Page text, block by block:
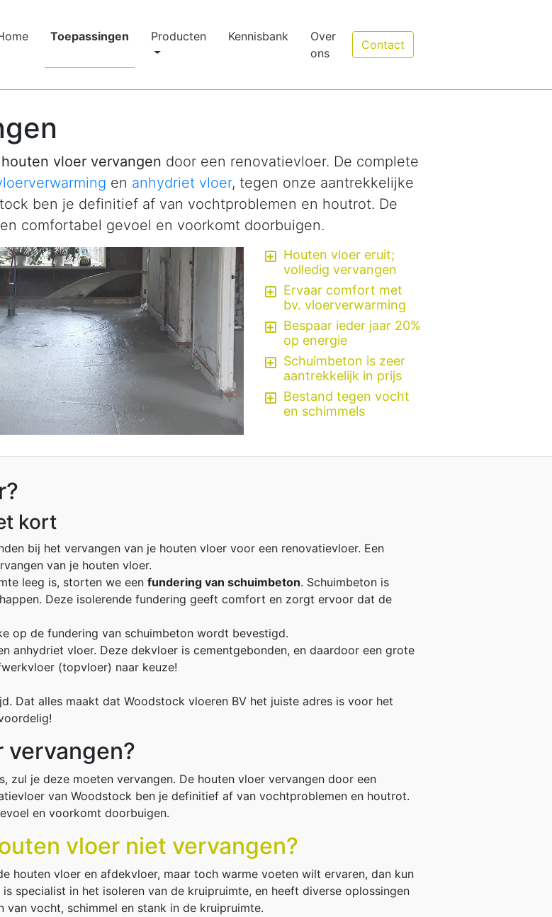
(current)Toepassingen Producten Kennisbank
Over
ons
Contact
houten vloer vervangen door een renovatievloer. De complete
en anhydriet vloer, tegen onze aantrekkelijke
ben je definitief af van vochtproblemen en houtrot. De
comfortabel gevoel en voorkomt doorbuigen.
Houten vloer eruit;
volledig vervangen
Ervaar comfort met
bv. vloerverwarming
Bespaar ieder jaar 20%
op energie
Schuimbeton is zeer
aantrekkelijk in prijs
Bestand tegen vocht
en schimmels
kort
bij het vervangen van je houten vloer voor een renovatievloer. Een
van je houten vloer.
leeg is, storten we een fundering van schuimbeton. Schuimbeton is
Deze isolerende fundering geeft comfort en zorgt ervoor dat de
op de fundering van schuimbeton wordt bevestigd.
anhydriet vloer. Deze dekvloer is cementgebonden, en daardoor een grote
(topvloer) naar keuze!
Dat alles maakt dat Woodstock vloeren BV het juiste adres is voor het
vervangen?
zul je deze moeten vervangen. De houten vloer vervangen door een
van Woodstock ben je definitief af van vochtproblemen en houtrot.
en voorkomt doorbuigen.
vloer niet vervangen?
houten vloer en afdekvloer, maar toch warme voeten wilt ervaren, dan kun
specialist in het isoleren van de kruipruimte, en heeft diverse oplossingen
vocht, schimmel en stank in de kruipruimte.